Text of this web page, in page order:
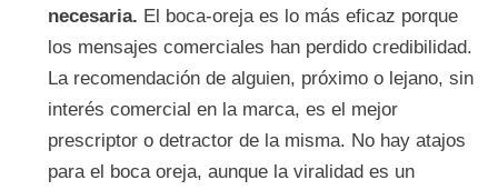
necesaria. El boca-oreja es lo más eficaz porque
los mensajes comerciales han perdido credibilidad.
La recomendación de alguien, próximo o lejano, sin
interés comercial en la marca, es el mejor
prescriptor o detractor de la misma. No hay atajos
para el boca oreja, aunque la viralidad es un